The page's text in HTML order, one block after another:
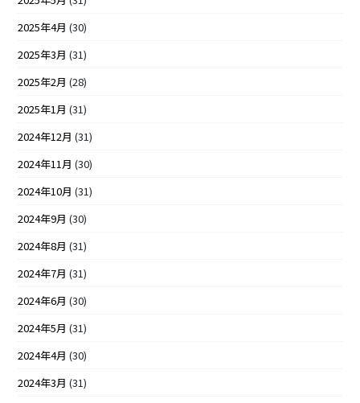
2025年4月 (30)
2025年3月 (31)
2025年2月 (28)
2025年1月 (31)
2024年12月 (31)
2024年11月 (30)
2024年10月 (31)
2024年9月 (30)
2024年8月 (31)
2024年7月 (31)
2024年6月 (30)
2024年5月 (31)
2024年4月 (30)
2024年3月 (31)